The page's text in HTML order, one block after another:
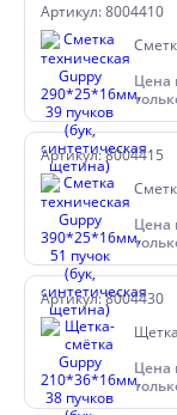
Артикул: 8004410
Цена
Артикул: 8004415
Цена
Артикул: 8004430
Цена